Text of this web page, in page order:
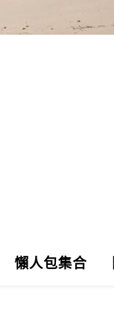
懶人包集合